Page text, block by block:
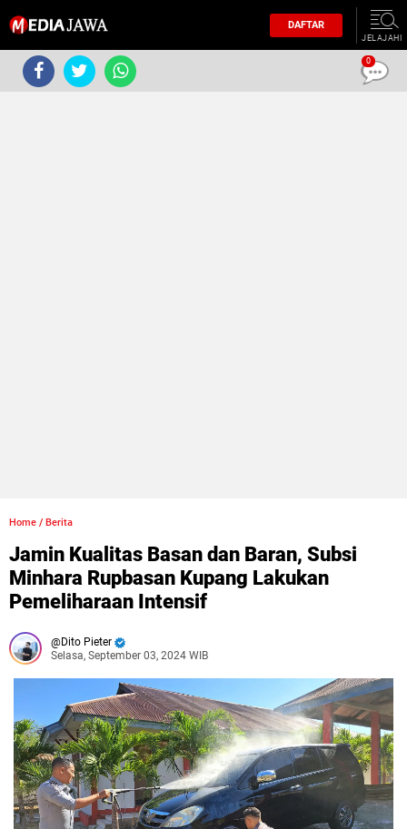
DAFTAR
JELAJAHI
Home / Berita
Jamin Kualitas Basan dan Baran, Subsi
Minhara Rupbasan Kupang Lakukan
Pemeliharaan Intensif
Dito Pieter
Selasa, September 03, 2024 WIB
0